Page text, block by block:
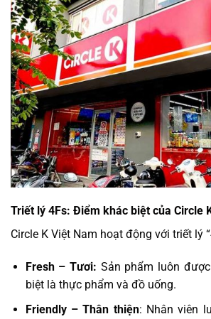
Triết lý 4Fs: Điểm khác biệt của Circle
Circle K Việt Nam hoạt động với triết lý
Fresh – Tươi: Sản phẩm luôn
biệt là thực phẩm và đồ uống.
Friendly – Thân thiện: Nhân viên